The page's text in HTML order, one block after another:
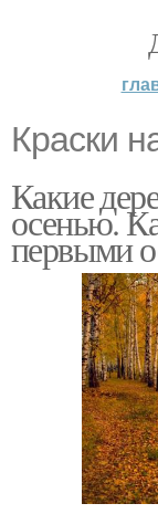
Краски
Какие
осенью.
первыми